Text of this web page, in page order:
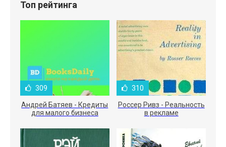
Топ рейтинга
309
Андрей Батяев - Кредиты
для малого бизнеса
310
Россер Ривз - Реальность
в рекламе